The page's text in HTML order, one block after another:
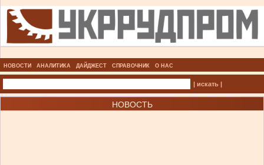
НОВОСТИ АНАЛИТИКА ДАЙДЖЕСТ СПРАВОЧНИК О НАС
| искать |
НОВОСТЬ